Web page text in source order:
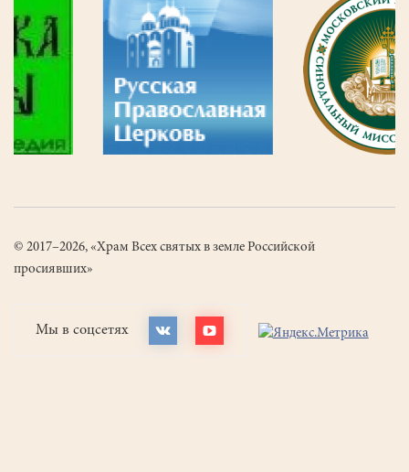
© 2017–2026, «Храм Всех святых в земле Российской
просиявших»
Мы в соцсетях